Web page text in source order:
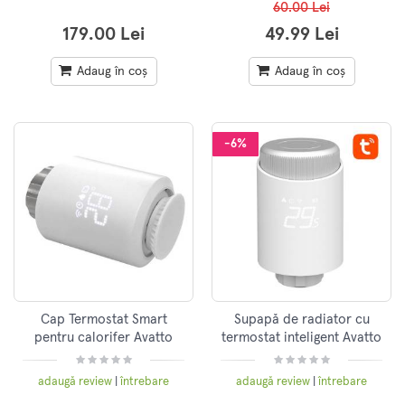
179.00 Lei
Adaug în coș
60.00 Lei
49.99 Lei
Adaug în coș
Cap Termostat Smart
pentru calorifer Avatto
TRV06 Zigbee 3.0 TUYA,
Alb
adaugă review
întrebare
-6%
Supapă de radiator cu
termostat inteligent Avatto
TRV10 Zigbee Tuya
adaugă review
întrebare